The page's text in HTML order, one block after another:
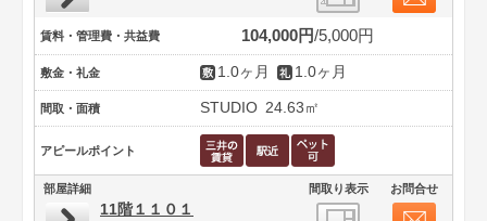
賃料・管理費・共益費 104,000円 5,000円
敷金・礼金 1.0ヶ月 1.0ヶ月
間取・面積 STUDIO 24.63㎡
アピールポイント
部屋詳細 間取り表示 お問合せ
11階１１０１